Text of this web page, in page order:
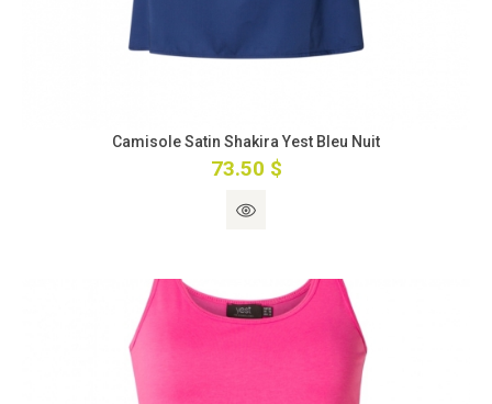
Camisole Satin Shakira Yest Bleu Nuit
73.50 $